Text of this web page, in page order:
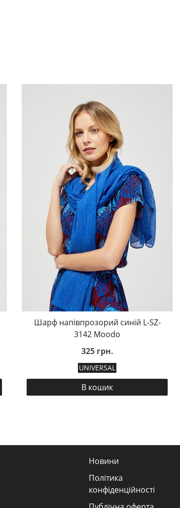
Шарф напівпрозорий синій L-SZ-
3142 Moodo
325 грн.
UNIVERSAL
В кошик
Новини
Політика
конфіденційності